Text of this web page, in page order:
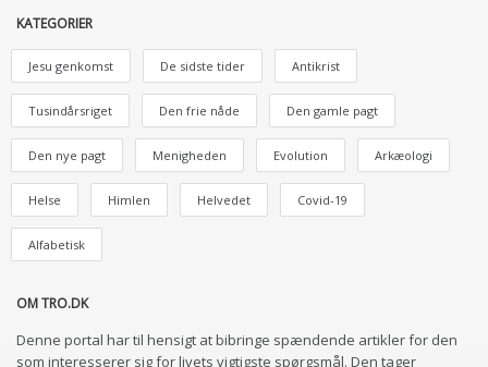
KATEGORIER
Jesu genkomst De sidste tider Antikrist
Tusindårsriget Den frie nåde Den gamle pagt
Den nye pagt Menigheden Evolution Arkæologi
Helse Himlen Helvedet Covid-19
Alfabetisk
OM TRO.DK
Denne portal har til hensigt at bibringe spændende artikler for den
som interesserer sig for livets vigtigste spørgsmål. Den tager